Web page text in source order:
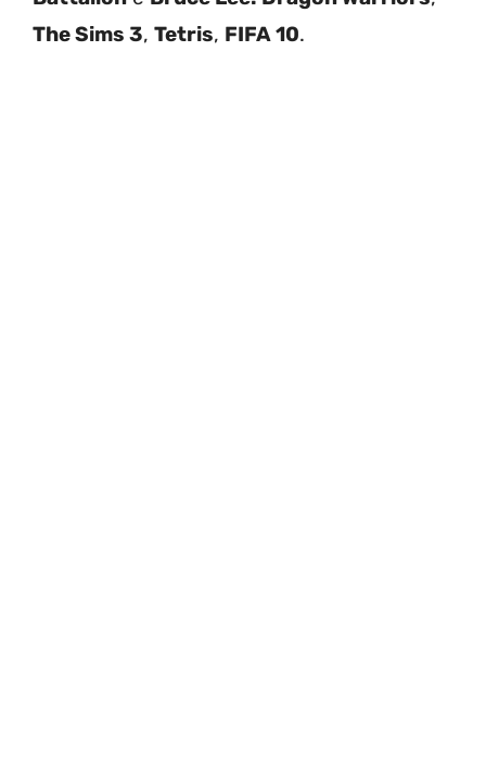
The Sims 3, Tetris, FIFA 10.